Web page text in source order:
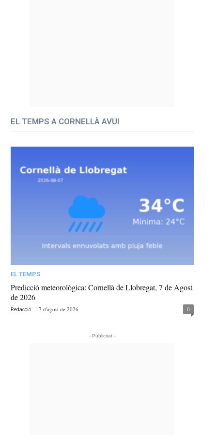
EL TEMPS A CORNELLÀ AVUI
EL TEMPS
Predicció meteorològica: Cornellà de Llobregat, 7 de Agost
de 2026
Redacció - 7 d'agost de 2026 0
- Publicitat -